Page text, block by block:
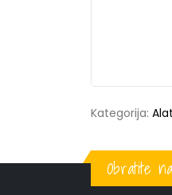
Kategorija:
Obratite